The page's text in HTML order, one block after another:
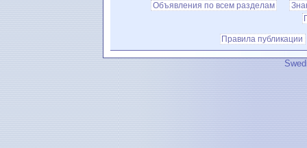
Объявления по всем разделам
Правила публикации